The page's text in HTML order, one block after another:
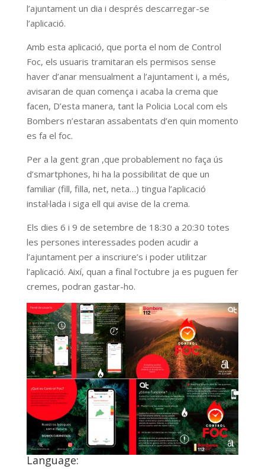
l’ajuntament un dia i després descarregar-se
l’aplicació.
Amb esta aplicació, que porta el nom de Control
Foc, els usuaris tramitaran els permisos sense
haver d’anar mensualment a l’ajuntament i, a més,
avisaran de quan comença i acaba la crema que
facen, D’esta manera, tant la Policia Local com els
Bombers n’estaran assabentats d’en quin momento
es fa el foc.
Per a la gent gran ,que probablement no faça ús
d’smartphones, hi ha la possibilitat de que un
familiar (fill, filla, net, neta…) tingua l’aplicació
instal·lada i siga ell qui avise de la crema.
Els dies 6 i 9 de setembre de 18:30 a 20:30 totes
les persones interessades poden acudir a
l’ajuntament per a inscriure’s i poder utilitzar
l’aplicació. Així, quan a final l’octubre ja es puguen fer
cremes, podran gastar-ho.
Language: